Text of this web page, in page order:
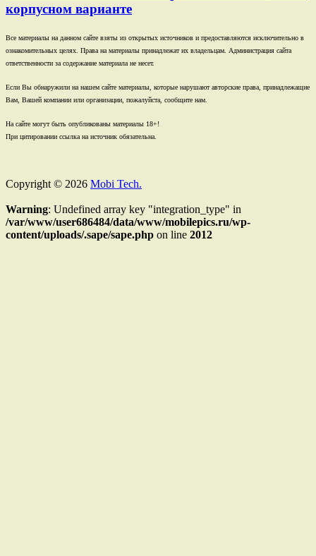
корпусном варианте
Все материалы на данном сайте взяты из открытых источников и предоставляются исключительно в
ознакомительных целях. Права на материалы принадлежат их владельцам. Администрация сайта
ответственности за содержание материала не несет.
Если Вы обнаружили на нашем сайте материалы, которые нарушают авторские права, принадлежащие
Вам, Вашей компании или организации, пожалуйста, сообщите нам.
На сайте могут быть опубликованы материалы 18+!
При цитировании ссылка на источник обязательна.
Copyright © 2026 Mobi Tech.
Warning: Undefined array key "integration_type" in
/var/www/user686484/data/www/mobilepics.ru/wp-
content/uploads/.sape/sape.php on line 2012